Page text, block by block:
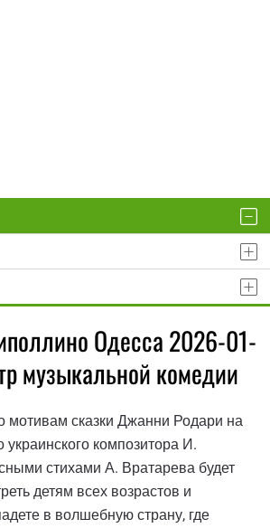
Одесса 2026-01-
музыкальной комедии
мотивам сказки Джанни Родари на
украинского композитора И.
стихами А. Вратарева будет
детям всех возрастов и
в волшебную страну, где